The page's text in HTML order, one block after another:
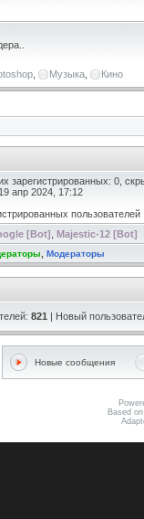
Музыка Кино
зарегистрированных: 0,
апр 2024, 17:12
пользователей
[Bot] Majestic-12 [Bot]
Модераторы
821 | Новый
Новые сообщения
Based